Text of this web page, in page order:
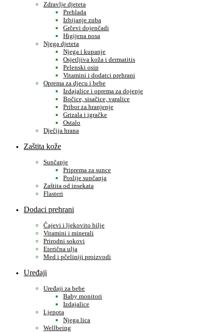
Zdravlje djeteta
Prehlada
Izbijanje zuba
Grčevi dojenčadi
Higijena nosa
Njega djeteta
Njega i kupanje
Osjetljiva koža i dermatitis
Pelenski osip
Vitamini i dodatci prehrani
Oprema za djecu i bebe
Izdajalice i oprema za dojenje
Bočice, sisačice, varalice
Pribor za hranjenje
Grizala i igračke
Ostalo
Dječija hrana
Zaštita kože
Sunčanje
Priprema za sunce
Poslije sunčanja
Zaštita od insekata
Flasteri
Dodaci prehrani
Čajevi i ljekovito bilje
Vitamini i minerali
Prirodni sokovi
Eterična ulja
Med i pčeliniji proizvodi
Uređaji
Uređaji za bebe
Baby monitori
Izdajalice
Ljepota
Njega lica
Wellbeing